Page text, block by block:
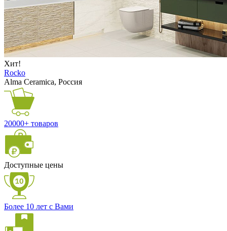
Хит!
Rocko
Alma Ceramica, Россия
20000+ товаров
Доступные цены
Более 10 лет с Вами